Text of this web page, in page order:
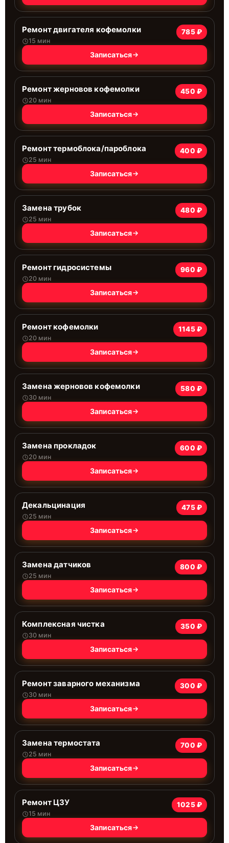
Ремонт двигателя кофемолки
15 мин
785 ₽
Записаться
Ремонт жерновов кофемолки
20 мин
450 ₽
Записаться
Ремонт термоблока/пароблока
25 мин
400 ₽
Записаться
Замена трубок
25 мин
480 ₽
Записаться
Ремонт гидросистемы
20 мин
960 ₽
Записаться
Ремонт кофемолки
20 мин
1145 ₽
Записаться
Замена жерновов кофемолки
30 мин
580 ₽
Записаться
Замена прокладок
20 мин
600 ₽
Записаться
Декальцинация
25 мин
475 ₽
Записаться
Замена датчиков
25 мин
800 ₽
Записаться
Комплексная чистка
30 мин
350 ₽
Записаться
Ремонт заварного механизма
30 мин
300 ₽
Записаться
Замена термостата
25 мин
700 ₽
Записаться
Ремонт ЦЗУ
15 мин
1025 ₽
Записаться